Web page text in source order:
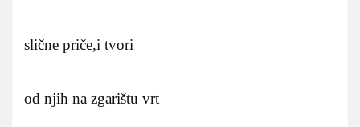
slične priče,i tvori
od njih na zgarištu vrt